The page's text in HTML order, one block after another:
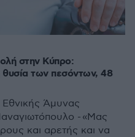
στην Κύπρο:
των πεσόντων, 48
Άμυνας
- «Μας
και αρετής και να